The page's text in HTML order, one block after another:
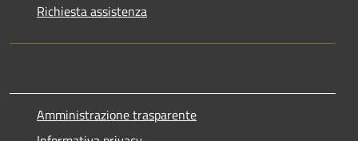
Richiesta assistenza
Amministrazione trasparente